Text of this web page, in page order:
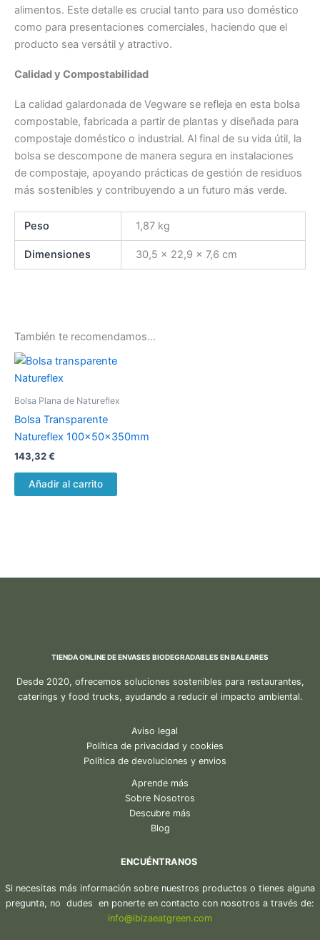
alimentos. Este detalle es crucial tanto para uso doméstico
como para presentaciones comerciales, haciendo que el
producto sea versátil y atractivo.
Calidad y Compostabilidad
La calidad galardonada de Vegware se refleja en esta bolsa
compostable, fabricada a partir de plantas y diseñada para
compostaje doméstico o industrial. Al final de su vida útil, la
bolsa se descompone de manera segura en instalaciones
de compostaje, apoyando prácticas de gestión de residuos
más sostenibles y contribuyendo a un futuro más verde.
Peso 1,87 kg
Dimensiones 30,5 × 22,9 × 7,6 cm
También te recomendamos…
Bolsa Plana de Natureflex
Bolsa Transparente
Natureflex 100x50x350mm
143,32€
Añadir al carrito
TIENDA ONLINE DE ENVASES BIODEGRADABLES EN BALEARES
Desde 2020, ofrecemos soluciones sostenibles para restaurantes,
caterings y food trucks, ayudando a reducir el impacto ambiental.
Aviso legal
Política de privacidad y cookies
Política de devoluciones y envios
Aprende más
Sobre Nosotros
Descubre más
Blog
ENCUÉNTRANOS
Si necesitas más información sobre nuestros productos o tienes alguna
pregunta, no dudes en ponerte en contacto con nosotros a través de:
info@ibizaeatgreen.com